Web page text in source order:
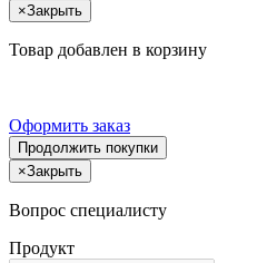
×Закрыть
Товар добавлен в корзину
Оформить заказ
Продолжить покупки
×Закрыть
Вопрос специалисту
Продукт